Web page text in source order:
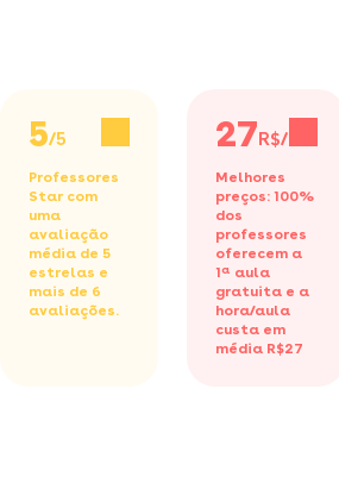
5/5
Professores
Star com
uma
avaliação
média de 5
estrelas e
mais de 6
avaliações.
27R$/h
Melhores
preços: 100%
dos
professores
oferecem a
1ª aula
gratuita e a
hora/aula
custa em
média R$27